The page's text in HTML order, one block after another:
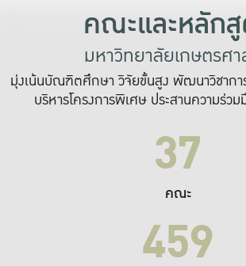
คณะและหลัก
มหาวิทยาลัยเกษตรศ
มุ่งเน้นบัณฑิตศึกษา วิจัยขั้นสูง พัฒนาวิชากา
บริหารโครงการพิเศษ ประสานความร่ว
37
คณะ
459